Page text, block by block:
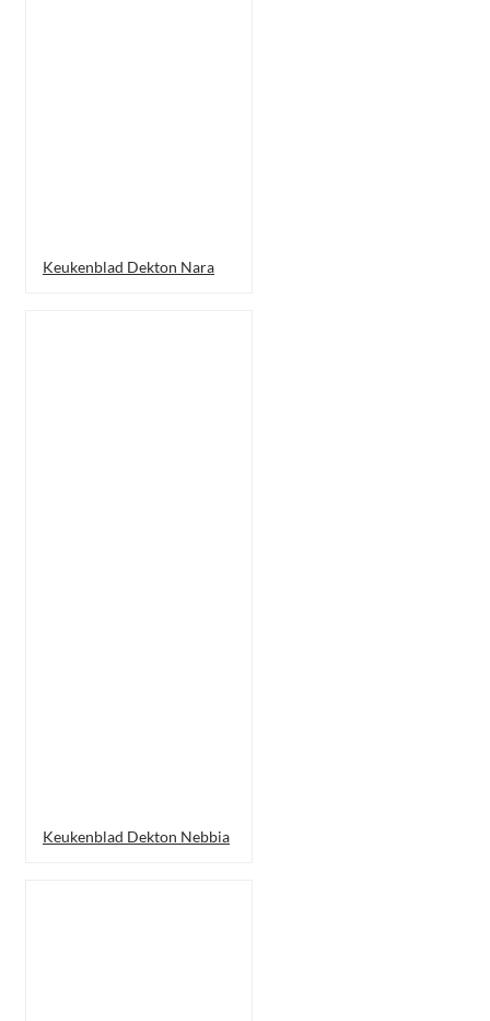
Keukenblad Dekton Nara
Keukenblad Dekton Nebbia